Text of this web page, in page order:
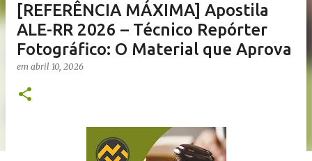
[REFERÊNCIA MÁXIMA] Apostila
ALE-RR 2026 – Técnico Repórter
Fotográfico: O Material que Aprova
em abril 10, 2026